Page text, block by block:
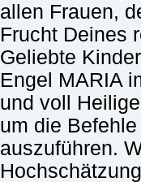
allen Frauen,
Frucht Deines
Geliebte
Engel MARIA
und voll
um die
auszuführen.